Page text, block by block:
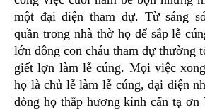
một đại diện tham dự. Từ sáng
quần trong nhà thờ họ để sắp lễ
lớn đông con cháu tham dự thường
giết lợn làm lễ cúng. Mọi việc
họ là chủ lễ làm lễ cúng, đại diện
dòng họ thắp hương kính cẩn tạ